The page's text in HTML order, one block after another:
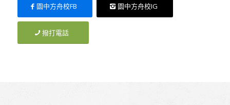
園中方舟校FB 園中方舟校IG
撥打電話